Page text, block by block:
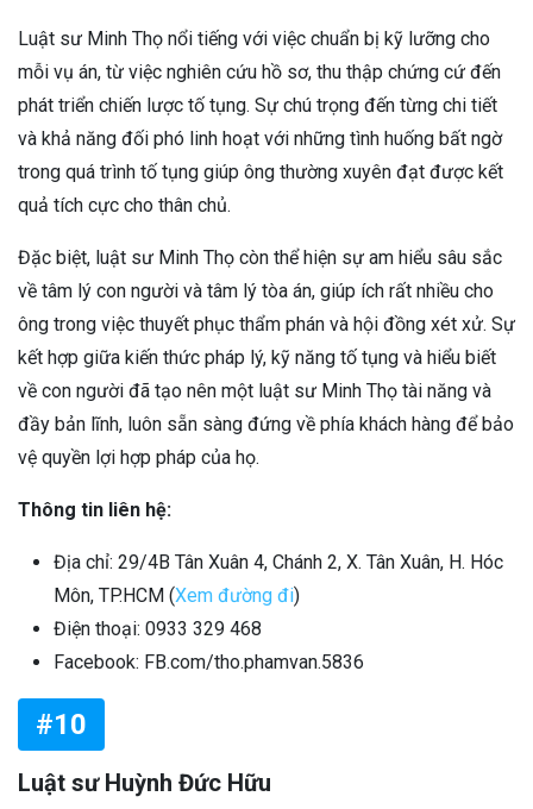
Luật sư Minh Thọ nổi tiếng với việc chuẩn bị kỹ lưỡng cho
mỗi vụ án, từ việc nghiên cứu hồ sơ, thu thập chứng cứ đến
phát triển chiến lược tố tụng. Sự chú trọng đến từng chi tiết
và khả năng đối phó linh hoạt với những tình huống bất ngờ
trong quá trình tố tụng giúp ông thường xuyên đạt được kết
quả tích cực cho thân chủ.
Đặc biệt, luật sư Minh Thọ còn thể hiện sự am hiểu sâu sắc
về tâm lý con người và tâm lý tòa án, giúp ích rất nhiều cho
ông trong việc thuyết phục thẩm phán và hội đồng xét xử. Sự
kết hợp giữa kiến thức pháp lý, kỹ năng tố tụng và hiểu biết
về con người đã tạo nên một luật sư Minh Thọ tài năng và
đầy bản lĩnh, luôn sẵn sàng đứng về phía khách hàng để bảo
vệ quyền lợi hợp pháp của họ.
Thông tin liên hệ:
Địa chỉ: 29/4B Tân Xuân 4, Chánh 2, X. Tân Xuân, H. Hóc
Môn, TP.HCM (Xem đường đi)
Điện thoại: 0933 329 468
Facebook: FB.com/tho.phamvan.5836
#10
Luật sư Huỳnh Đức Hữu